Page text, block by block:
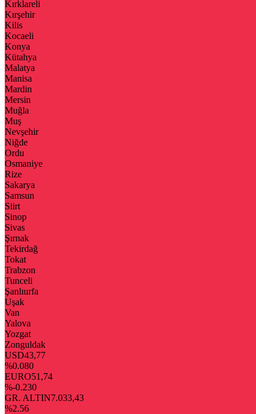
Kırklareli
Kırşehir
Kilis
Kocaeli
Konya
Kütahya
Malatya
Manisa
Mardin
Mersin
Muğla
Muş
Nevşehir
Niğde
Ordu
Osmaniye
Rize
Sakarya
Samsun
Siirt
Sinop
Sivas
Şırnak
Tekirdağ
Tokat
Trabzon
Tunceli
Şanlıurfa
Uşak
Van
Yalova
Yozgat
Zonguldak
USD43,77
%0.080
EURO51,74
%-0.230
GR. ALTIN7.033,43
%2.56